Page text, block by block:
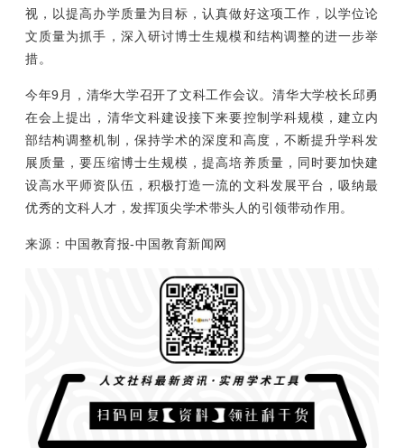
视，以提高办学质量为目标，认真做好这项工作，以学位论
文质量为抓手，深入研讨博士生规模和结构调整的进一步举
措。
今年9月，清华大学召开了文科工作会议。清华大学校长邱勇
在会上提出，清华文科建设接下来要控制学科规模，建立内
部结构调整机制，保持学术的深度和高度，不断提升学科发
展质量，要压缩博士生规模，提高培养质量，同时要加快建
设高水平师资队伍，积极打造一流的文科发展平台，吸纳最
优秀的文科人才，发挥顶尖学术带头人的引领带动作用。
来源：中国教育报-中国教育新闻网